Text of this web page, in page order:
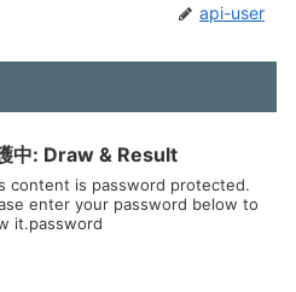
api-user
中: Draw & Result
content is password protected.
enter your password below to
it.password